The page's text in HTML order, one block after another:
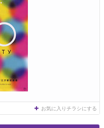
お気に入りチラシにする